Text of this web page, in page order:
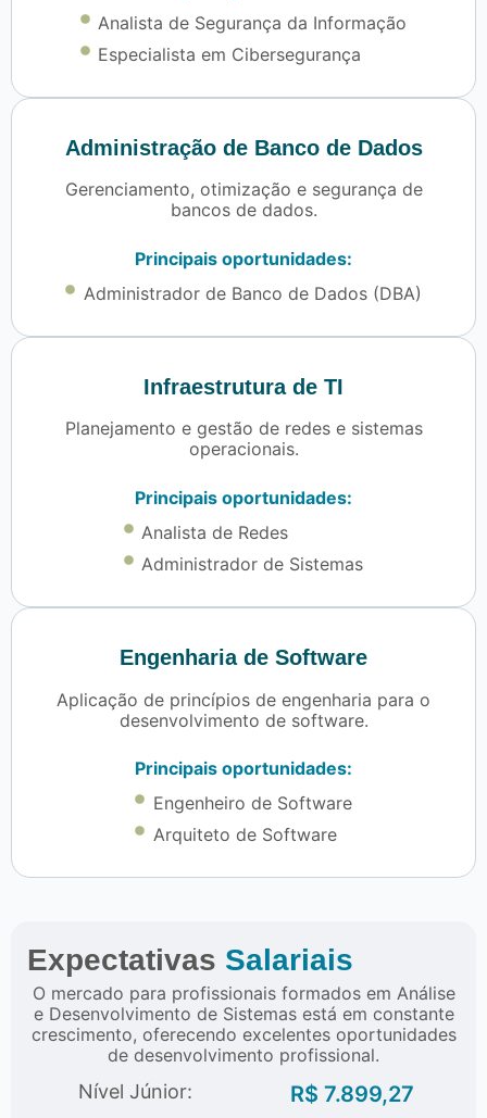
Analista de Segurança da Informação
Especialista em Cibersegurança
Administração de Banco de Dados
Gerenciamento, otimização e segurança de
bancos de dados.
Principais oportunidades:
Administrador de Banco de Dados (DBA)
Infraestrutura de TI
Planejamento e gestão de redes e sistemas
operacionais.
Principais oportunidades:
Analista de Redes
Administrador de Sistemas
Engenharia de Software
Aplicação de princípios de engenharia para o
desenvolvimento de software.
Principais oportunidades:
Engenheiro de Software
Arquiteto de Software
Expectativas Salariais
O mercado para profissionais formados em Análise
e Desenvolvimento de Sistemas está em constante
crescimento, oferecendo excelentes oportunidades
de desenvolvimento profissional.
Nível Júnior: R$ 7.899,27